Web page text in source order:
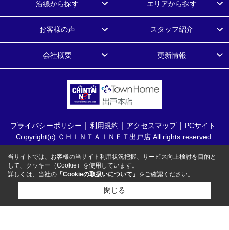
沿線から探す エリアから探す
お客様の声 スタッフ紹介
会社概要 更新情報
プライバシーポリシー 利用規約 アクセスマップ
PCサイト
Copyright(c) ＣＨＩＮＴＡＩＮＥＴ出戸店 All rights reserved.
当サイトでは、お客様の当サイト利用状況把握、サービス向上検討を目的と
して、クッキー（Cookie）を使用しています。
詳しくは、当社の 「Cookieの取扱いについて」 をご確認ください。
閉じる